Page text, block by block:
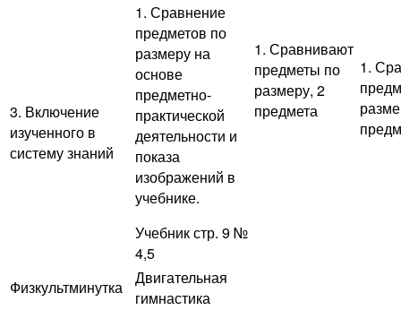
3. Включение
изученного в
систему знаний
1. Сравнение
предметов по
размеру на
основе
предметно-
практической
деятельности и
показа
изображений в
учебнике.
Учебник стр. 9 №
4,5
1. Сравнивают
предметы по
размеру, 2
предмета
1.
Физкультминутка
Двигательная
гимнастика